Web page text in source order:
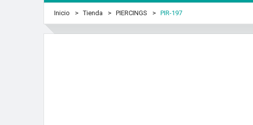
Inicio Tienda PIERCINGS PIR-197